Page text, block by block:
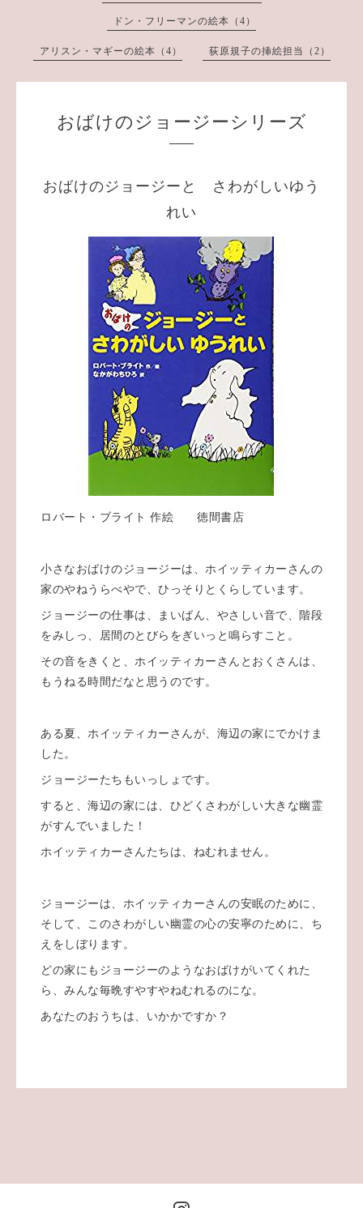
ドン・フリーマンの絵本（4）
アリスン・マギーの絵本（4） 荻原規子の挿絵担当（2）
おばけのジョージーシリーズ
おばけのジョージーと さわがしいゆう
れい
ロバート・ブライト 作絵 徳間書店
小さなおばけのジョージーは、ホイッティカーさんの
家のやねうらべやで、ひっそりとくらしています。
ジョージーの仕事は、まいばん、やさしい音で、階段
をみしっ、居間のとびらをぎいっと鳴らすこと。
その音をきくと、ホイッティカーさんとおくさんは、
もうねる時間だなと思うのです。
ある夏、ホイッティカーさんが、海辺の家にでかけま
した。
ジョージーたちもいっしょです。
すると、海辺の家には、ひどくさわがしい大きな幽霊
がすんでいました！
ホイッティカーさんたちは、ねむれません。
ジョージーは、ホイッティカーさんの安眠のために、
そして、このさわがしい幽霊の心の安寧のために、ち
えをしぼります。
どの家にもジョージーのようなおばけがいてくれた
ら、みんな毎晩すやすやねむれるのにな。
あなたのおうちは、いかかですか？